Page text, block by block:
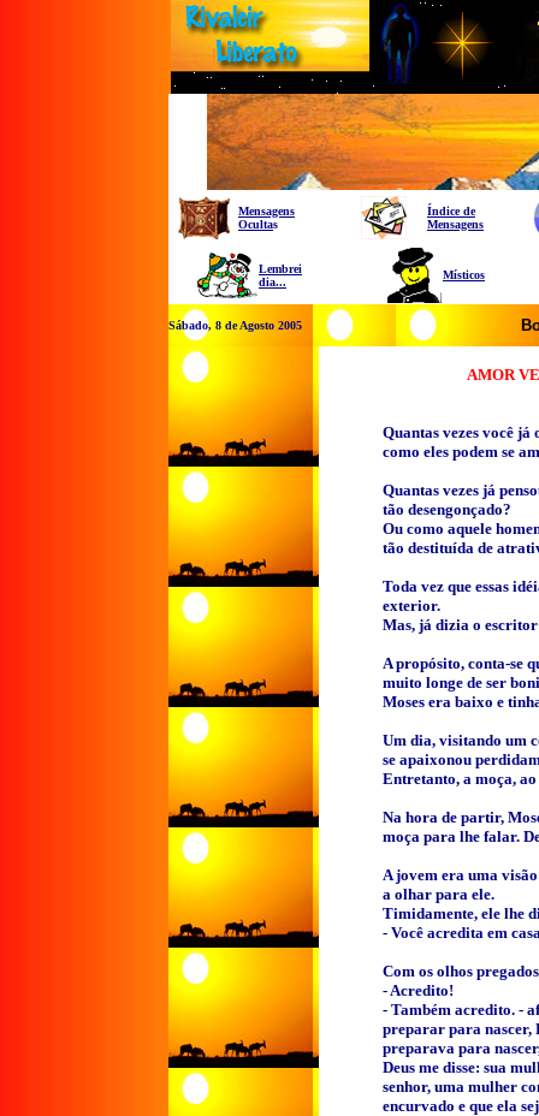
Mensagens
Ocultas
Índice de
Mensagens
Lembrei
dia...
Místicos
Sábado, 8 de Agosto 2005
AMOR
Quantas vezes você já
como eles podem se
Quantas vezes já
tão desengonçado?
Ou como aquele
tão destituída de
Toda vez que essas
exterior.
Mas, já dizia o
A propósito, conta-se
muito longe de ser
Moses era baixo e
Um dia, visitando um
se apaixonou
Entretanto, a moça,
Na hora de partir,
moça para lhe falar.
A jovem era uma
a olhar para ele.
Timidamente, ele lhe
- Você acredita em
Com os olhos
- Acredito!
- Também acredito. -
preparar para nascer,
preparava para
Deus me disse: sua
senhor, uma mulher
encurvado e que ela